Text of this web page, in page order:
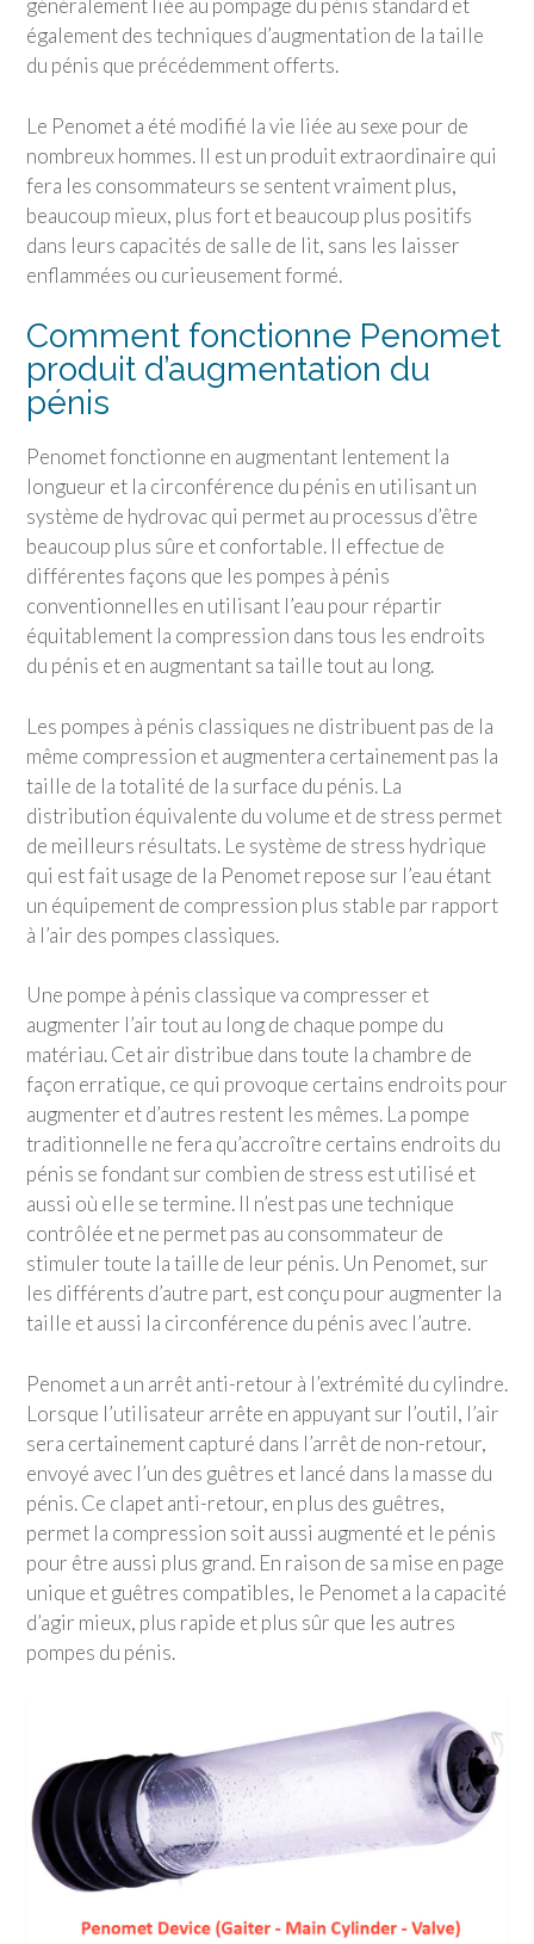
généralement liée au pompage du pénis standard et
également des techniques d’augmentation de la taille
du pénis que précédemment offerts.
Le Penomet a été modifié la vie liée au sexe pour de
nombreux hommes. Il est un produit extraordinaire qui
fera les consommateurs se sentent vraiment plus,
beaucoup mieux, plus fort et beaucoup plus positifs
dans leurs capacités de salle de lit, sans les laisser
enflammées ou curieusement formé.
Comment fonctionne Penomet
produit d’augmentation du
pénis
Penomet fonctionne en augmentant lentement la
longueur et la circonférence du pénis en utilisant un
système de hydrovac qui permet au processus d’être
beaucoup plus sûre et confortable. Il effectue de
différentes façons que les pompes à pénis
conventionnelles en utilisant l’eau pour répartir
équitablement la compression dans tous les endroits
du pénis et en augmentant sa taille tout au long.
Les pompes à pénis classiques ne distribuent pas de la
même compression et augmentera certainement pas la
taille de la totalité de la surface du pénis. La
distribution équivalente du volume et de stress permet
de meilleurs résultats. Le système de stress hydrique
qui est fait usage de la Penomet repose sur l’eau étant
un équipement de compression plus stable par rapport
à l’air des pompes classiques.
Une pompe à pénis classique va compresser et
augmenter l’air tout au long de chaque pompe du
matériau. Cet air distribue dans toute la chambre de
façon erratique, ce qui provoque certains endroits pour
augmenter et d’autres restent les mêmes. La pompe
traditionnelle ne fera qu’accroître certains endroits du
pénis se fondant sur combien de stress est utilisé et
aussi où elle se termine. Il n’est pas une technique
contrôlée et ne permet pas au consommateur de
stimuler toute la taille de leur pénis. Un Penomet, sur
les différents d’autre part, est conçu pour augmenter la
taille et aussi la circonférence du pénis avec l’autre.
Penomet a un arrêt anti-retour à l’extrémité du cylindre.
Lorsque l’utilisateur arrête en appuyant sur l’outil, l’air
sera certainement capturé dans l’arrêt de non-retour,
envoyé avec l’un des guêtres et lancé dans la masse du
pénis. Ce clapet anti-retour, en plus des guêtres,
permet la compression soit aussi augmenté et le pénis
pour être aussi plus grand. En raison de sa mise en page
unique et guêtres compatibles, le Penomet a la capacité
d’agir mieux, plus rapide et plus sûr que les autres
pompes du pénis.